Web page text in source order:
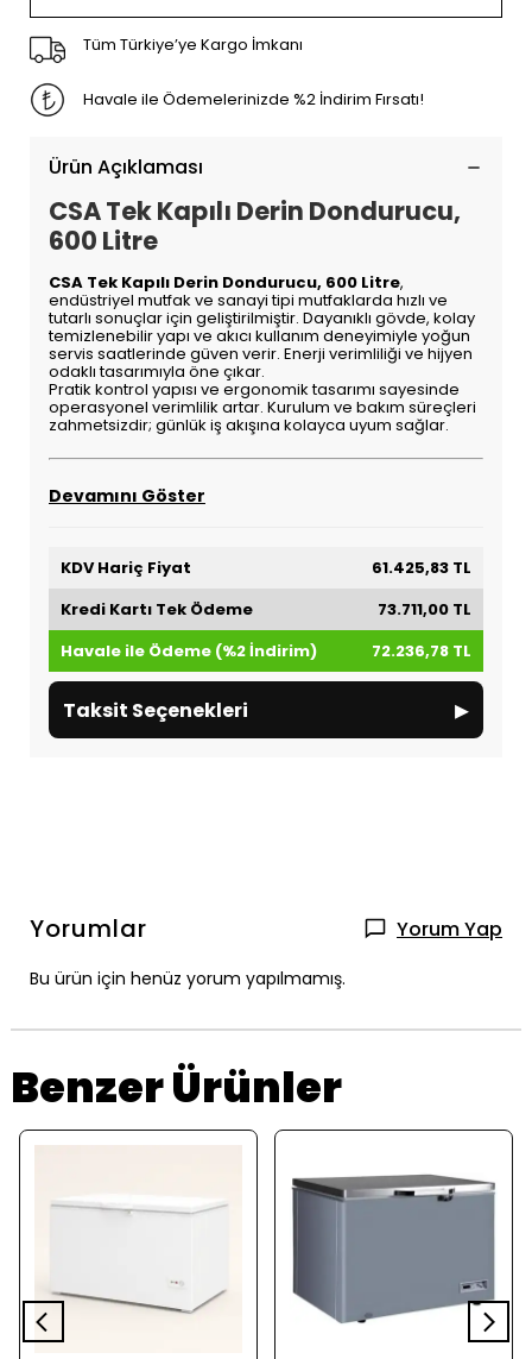
Tüm Türkiye’ye Kargo İmkanı
Havale ile Ödemelerinizde %2 İndirim Fırsatı!
Ürün Açıklaması
CSA Tek Kapılı Derin Dondurucu,
600 Litre
CSA Tek Kapılı Derin Dondurucu, 600 Litre,
endüstriyel mutfak ve sanayi tipi mutfaklarda hızlı ve
tutarlı sonuçlar için geliştirilmiştir. Dayanıklı gövde, kolay
temizlenebilir yapı ve akıcı kullanım deneyimiyle yoğun
servis saatlerinde güven verir. Enerji verimliliği ve hijyen
odaklı tasarımıyla öne çıkar.
Pratik kontrol yapısı ve ergonomik tasarımı sayesinde
operasyonel verimlilik artar. Kurulum ve bakım süreçleri
zahmetsizdir; günlük iş akışına kolayca uyum sağlar.
Devamını Göster
KDV Hariç Fiyat
61.425,83 TL
Kredi Kartı Tek Ödeme
73.711,00 TL
Havale ile Ödeme (%2 İndirim)
72.236,78 TL
Taksit Seçenekleri ▸
Yorumlar Yorum Yap
Bu ürün için henüz yorum yapılmamış.
Benzer Ürünler